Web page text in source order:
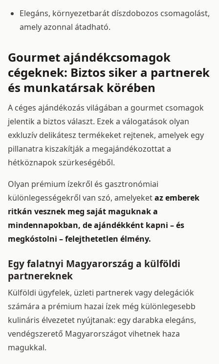
Elegáns, környezetbarát díszdobozos csomagolást,
amely azonnal átadható.
Gourmet ajándékcsomagok
cégeknek: Biztos siker a partnerek
és munkatársak körében
A céges ajándékozás világában a gourmet csomagok
jelentik a biztos választ. Ezek a válogatások olyan
exkluzív delikátesz termékeket rejtenek, amelyek egy
pillanatra kiszakítják a megajándékozottat a
hétköznapok szürkeségéből.
Olyan prémium ízekről és gasztronómiai
különlegességekről van szó, amelyeketaz emberek
ritkán vesznek meg saját maguknak a
mindennapokban, de ajándékként kapni – és
megkóstolni – felejthetetlen élmény.
Egy falatnyi Magyarország a külföldi
partnereknek
Külföldi ügyfelek, üzleti partnerek vagy delegációk
számára a prémium hazai ízek még különlegesebb
kulináris élvezetet nyújtanak: egy darabka elegáns,
vendégszerető Magyarországot vihetnek haza
magukkal.